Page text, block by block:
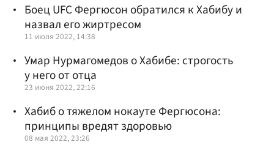
Боец UFC Фергюсон обратился к Хабибу и
назвал его жиртресом
11 июля 2022, 14:38
Умар Нурмагомедов о Хабибе: строгость
у него от отца
23 июня 2022, 22:16
Хабиб о тяжелом нокауте Фергюсона:
принципы вредят здоровью
08 мая 2022, 23:26